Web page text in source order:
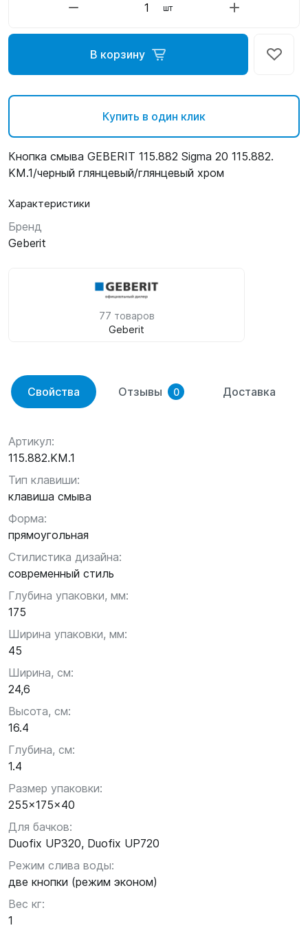
шт
В корзину
Купить в один клик
Кнопка смыва GEBERIT 115.882 Sigma 20 115.882.
KM.1/черный глянцевый/глянцевый хром
Характеристики
Бренд
Geberit
77 товаров
Geberit
Свойства Отзывы 0 Доставка
Артикул:
115.882.KM.1
Тип клавиши:
клавиша смыва
Форма:
прямоугольная
Стилистика дизайна:
современный стиль
Глубина упаковки, мм:
175
Ширина упаковки, мм:
45
Ширина, см:
24,6
Высота, см:
16.4
Глубина, см:
1.4
Размер упаковки:
255x175x40
Для бачков:
Duofix UP320, Duofix UP720
Режим слива воды:
две кнопки (режим эконом)
Вес кг:
1